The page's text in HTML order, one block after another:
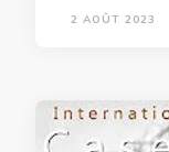
2 AOÛT 2023